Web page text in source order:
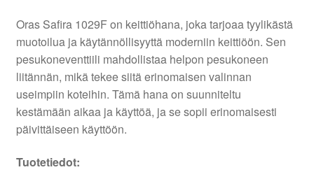
Oras Safira 1029F on keittiöhana, joka tarjoaa tyylikästä
muotoilua ja käytännöllisyyttä moderniin keittiöön. Sen
pesukoneventtiili mahdollistaa helpon pesukoneen
liitännän, mikä tekee siitä erinomaisen valinnan
useimpiin koteihin. Tämä hana on suunniteltu
kestämään aikaa ja käyttöä, ja se sopii erinomaisesti
päivittäiseen käyttöön.
Tuotetiedot: